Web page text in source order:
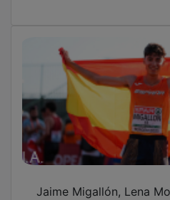
Jaime Migallón, Lena